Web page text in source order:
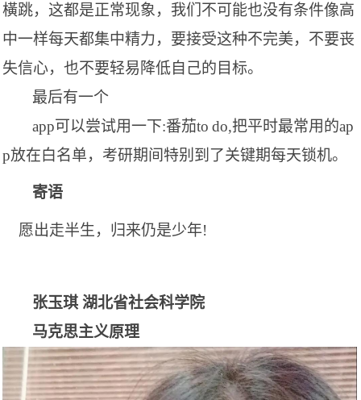
橫跳，这都是正常现象，我们不可能也没有条件像高
中一样每天都集中精力，要接受这种不完美，不要丧
失信心，也不要轻易降低自己的目标。
最后有一个
app可以尝试用一下:番茄to do,把平时最常用的ap
p放在白名单，考研期间特别到了关键期每天锁机。
寄语
愿出走半生，归来仍是少年!
张玉琪 湖北省社会科学院
马克思主义原理